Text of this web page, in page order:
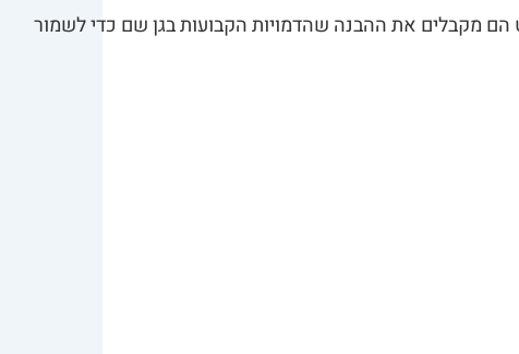
מקבלים את ההבנה שהדמויות הקבועות בגן שם כדי לשמור